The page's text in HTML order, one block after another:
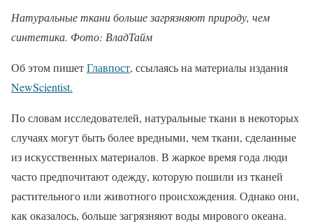
Натуральные ткани больше загрязняют природу, чем
синтетика. Фото: ВладТайм
Об этом пишетГлавпост, ссылаясь на материалы издания
NewScientist.
По словам исследователей, натуральные ткани в некоторых
случаях могут быть более вредными, чем ткани, сделанные
из искусственных материалов. В жаркое время года люди
часто предпочитают одежду, которую пошили из тканей
растительного или животного происхождения. Однако они,
как оказалось, больше загрязняют воды мирового океана.